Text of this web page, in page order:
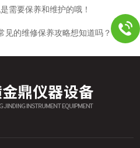
需要保养和维护的哦！
见的维修保养攻略想知道吗？